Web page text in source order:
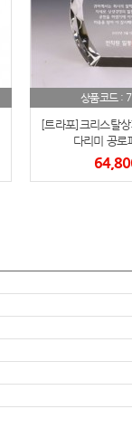
상품코드 :
[트라포]크리스탈
다리미 공로